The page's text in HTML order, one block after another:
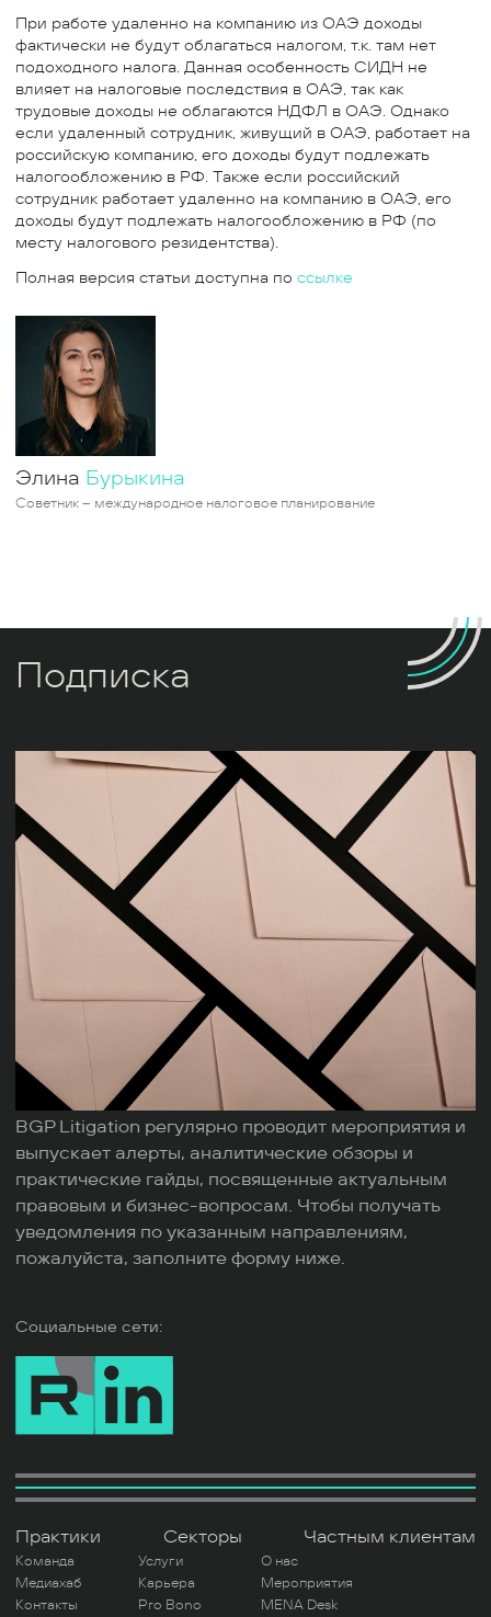
При работе удаленно на компанию из ОАЭ доходы
фактически не будут облагаться налогом, т.к. там нет
подоходного налога. Данная особенность СИДН не
влияет на налоговые последствия в ОАЭ, так как
трудовые доходы не облагаются НДФЛ в ОАЭ. Однако
если удаленный сотрудник, живущий в ОАЭ, работает на
российскую компанию, его доходы будут подлежать
налогообложению в РФ. Также если российский
сотрудник работает удаленно на компанию в ОАЭ, его
доходы будут подлежать налогообложению в РФ (по
месту налогового резидентства).
Полная версия статьи доступна по ссылке
Элина Бурыкина
Советник – международное налоговое планирование
Подписка
BGP Litigation регулярно проводит мероприятия и
выпускает алерты, аналитические обзоры и
практические гайды, посвященные актуальным
правовым и бизнес-вопросам. Чтобы получать
уведомления по указанным направлениям,
пожалуйста, заполните форму ниже.
Социальные сети:
Практики Секторы Частным клиентам
Команда Услуги
О нас
Медиахаб
Карьера
Мероприятия
Контакты
Pro Bono MENA Desk